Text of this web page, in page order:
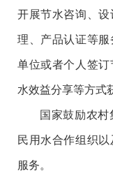
开展节水咨询、
理、产品认证等
单位或者个人签
水效益分享等方式
国家鼓励农
民用水合作组织
服务。